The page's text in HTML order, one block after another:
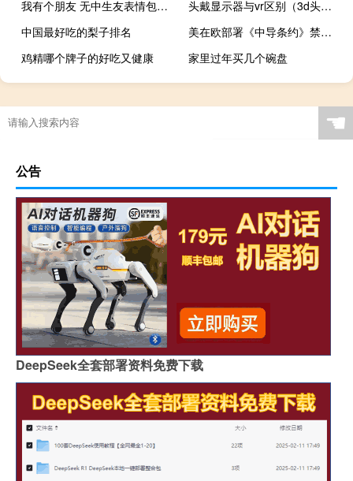
我有个朋友 无中生友表情包高清什么梗
头戴显示器与vr区别（3d头戴式显示器）
中国最好吃的梨子排名
美在欧部署《中导条约》禁止的导弹系统 俄方：密切关注美方破坏稳定举动
鸡精哪个牌子的好吃又健康
家里过年买几个碗盘
☚
公告
DeepSeek全套部署资料免费下载